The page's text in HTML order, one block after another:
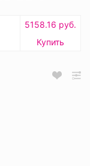
5158.16 руб.
Купить